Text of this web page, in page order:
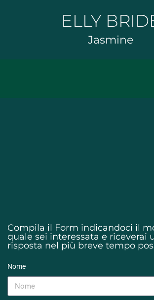
ELLY
Jasmine
Compila il Form indicandoci il
quale sei interessata e riceverai
risposta nel più breve tempo
Nome